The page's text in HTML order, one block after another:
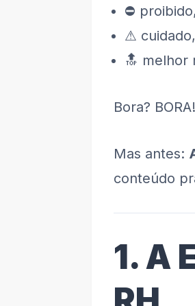
⛔
⚠
🔝 melhor
Bora? BORA!
Mas antes:
conteúdo
1. A